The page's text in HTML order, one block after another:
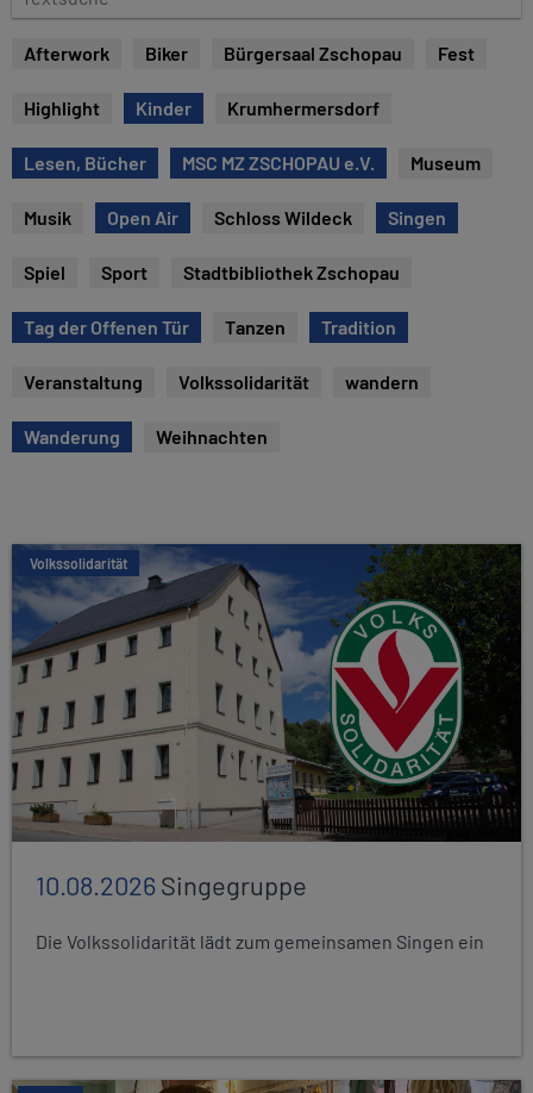
e
c
Afterwork Biker Bürgersaal Zschopau Fest
Highlight Kinder Krumhermersdorf
Lesen, Bücher MSC MZ ZSCHOPAU e.V. Museum
Musik Open Air Schloss Wildeck Singen
Spiel Sport Stadtbibliothek Zschopau
Tag der Offenen Tür Tanzen Tradition
Veranstaltung Volkssolidarität wandern
Wanderung Weihnachten
Volkssolidarität
10.08.2026Singegruppe
Die Volkssolidarität lädt zum gemeinsamen Singen ein